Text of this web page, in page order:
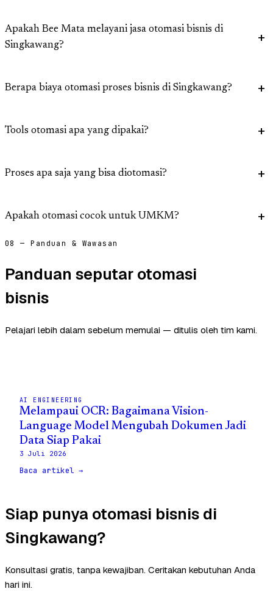
Apakah Bee Mata melayani jasa otomasi bisnis di
Singkawang?
Berapa biaya otomasi proses bisnis di Singkawang?
Tools otomasi apa yang dipakai?
Proses apa saja yang bisa diotomasi?
Apakah otomasi cocok untuk UMKM?
08 — Panduan & Wawasan
Panduan seputar otomasi
bisnis
Pelajari lebih dalam sebelum memulai — ditulis oleh tim kami.
AI ENGINEERING
Melampaui OCR: Bagaimana Vision-
Language Model Mengubah Dokumen Jadi
Data Siap Pakai
3 Juli 2026
Baca artikel →
Siap punya otomasi bisnis di
Singkawang?
Konsultasi gratis, tanpa kewajiban. Ceritakan kebutuhan Anda
hari ini.